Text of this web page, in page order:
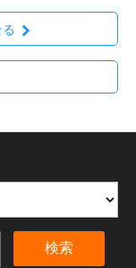
検索